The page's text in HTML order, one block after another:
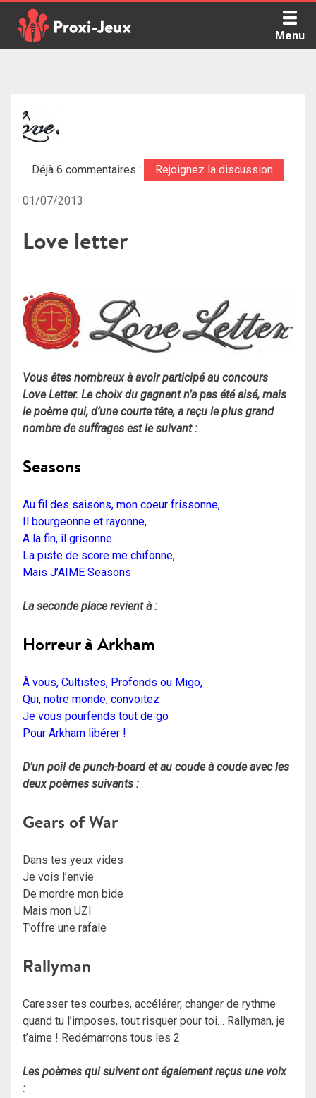
content
Menu
Déjà 6 commentaires : Rejoignez la discussion
01/07/2013
Love letter
Vous êtes nombreux à avoir participé au concours
Love Letter. Le choix du gagnant n’a pas été aisé, mais
le poème qui, d’une courte tête, a reçu le plus grand
nombre de suffrages est le suivant :
Seasons
Au fil des saisons, mon coeur frissonne,
Il bourgeonne et rayonne,
A la fin, il grisonne.
La piste de score me chifonne,
Mais J’AIME Seasons
La seconde place revient à :
Horreur à Arkham
À vous, Cultistes, Profonds ou Migo,
Qui, notre monde, convoitez
Je vous pourfends tout de go
Pour Arkham libérer !
D’un poil de punch-board et au coude à coude avec les
deux poèmes suivants :
Gears of War
Dans tes yeux vides
Je vois l’envie
De mordre mon bide
Mais mon UZI
T’offre une rafale
Rallyman
Caresser tes courbes, accélérer, changer de rythme
quand tu l’imposes, tout risquer pour toi… Rallyman, je
t’aime ! Redémarrons tous les 2
Les poèmes qui suivent ont également reçus une voix
: